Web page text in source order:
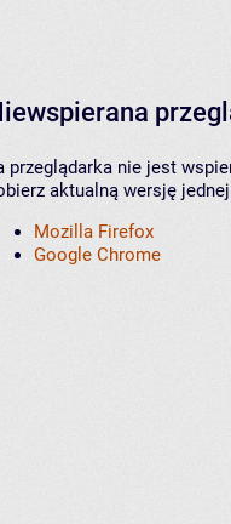
przeglądarka nie jest
aktualną wersję
Mozilla Firefox
Google Chrome